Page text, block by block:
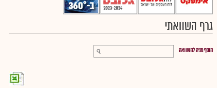
גרף השוואתי
הוסף מניה להשוואה